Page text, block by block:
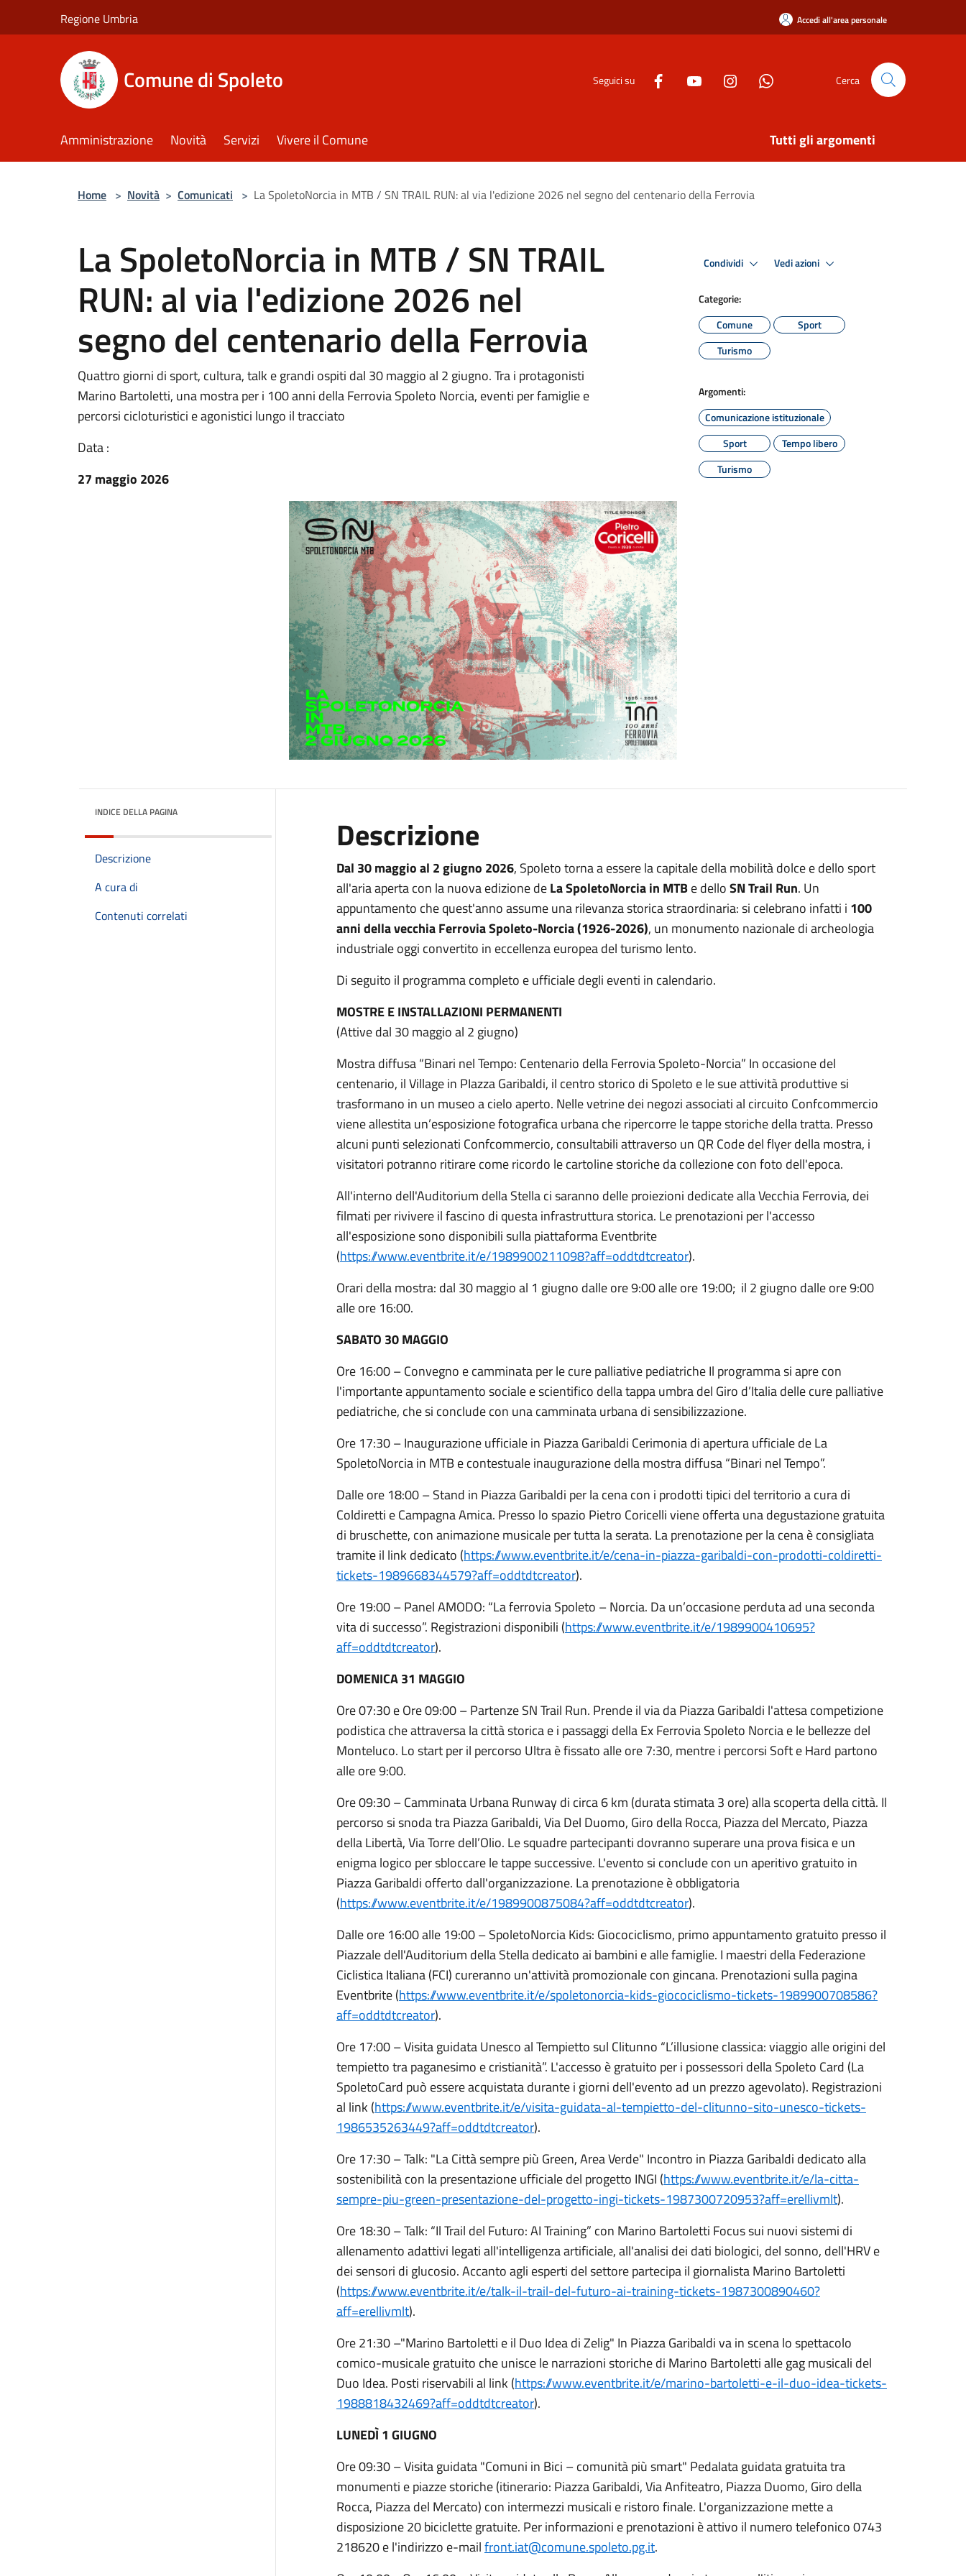
Regione Umbria Accedi all'area personale
Comune di Spoleto Seguici su Cerca
Amministrazione Novità Servizi Vivere il Comune Tutti gli argomenti
Home > Novità > Comunicati > La SpoletoNorcia in MTB / SN TRAIL RUN: al via l'edizione 2026 nel segno del centenario della Ferrovia
La SpoletoNorcia in MTB / SN TRAIL
RUN: al via l'edizione 2026 nel
segno del centenario della Ferrovia
Quattro giorni di sport, cultura, talk e grandi ospiti dal 30 maggio al 2 giugno. Tra i protagonisti
Marino Bartoletti, una mostra per i 100 anni della Ferrovia Spoleto Norcia, eventi per famiglie e
percorsi cicloturistici e agonistici lungo il tracciato
Data :
27 maggio 2026
Condividi Vedi azioni
Categorie:
Comune
Sport
Turismo
Argomenti:
Comunicazione istituzionale
Sport
Tempo libero
Turismo
INDICE DELLA PAGINA
Descrizione
A cura di
Contenuti correlati
Descrizione
Dal 30 maggio al 2 giugno 2026, Spoleto torna a essere la capitale della mobilità dolce e dello sport
all'aria aperta con la nuova edizione deLa SpoletoNorcia in MTBe delloSN Trail Run. Un
appuntamento che quest'anno assume una rilevanza storica straordinaria: si celebrano infatti i 100
anni della vecchia Ferrovia Spoleto-Norcia (1926-2026), un monumento nazionale di archeologia
industriale oggi convertito in eccellenza europea del turismo lento.
Di seguito il programma completo e ufficiale degli eventi in calendario.
MOSTRE E INSTALLAZIONI PERMANENTI
(Attive dal 30 maggio al 2 giugno)
Mostra diffusa “Binari nel Tempo: Centenario della Ferrovia Spoleto-Norcia” In occasione del
centenario, il Village in PIazza Garibaldi, il centro storico di Spoleto e le sue attività produttive si
trasformano in un museo a cielo aperto. Nelle vetrine dei negozi associati al circuito Confcommercio
viene allestita un’esposizione fotografica urbana che ripercorre le tappe storiche della tratta. Presso
alcuni punti selezionati Confcommercio, consultabili attraverso un QR Code del flyer della mostra, i
visitatori potranno ritirare come ricordo le cartoline storiche da collezione con foto dell'epoca.
All'interno dell'Auditorium della Stella ci saranno delle proiezioni dedicate alla Vecchia Ferrovia, dei
filmati per rivivere il fascino di questa infrastruttura storica. Le prenotazioni per l'accesso
all'esposizione sono disponibili sulla piattaforma Eventbrite
(https://www.eventbrite.it/e/1989900211098?aff=oddtdtcreator).
Orari della mostra: dal 30 maggio al 1 giugno dalle ore 9:00 alle ore 19:00; il 2 giugno dalle ore 9:00
alle ore 16:00.
SABATO 30 MAGGIO
Ore 16:00 – Convegno e camminata per le cure palliative pediatriche Il programma si apre con
l'importante appuntamento sociale e scientifico della tappa umbra del Giro d’Italia delle cure palliative
pediatriche, che si conclude con una camminata urbana di sensibilizzazione.
Ore 17:30 – Inaugurazione ufficiale in Piazza Garibaldi Cerimonia di apertura ufficiale de La
SpoletoNorcia in MTB e contestuale inaugurazione della mostra diffusa “Binari nel Tempo”.
Dalle ore 18:00 – Stand in Piazza Garibaldi per la cena con i prodotti tipici del territorio a cura di
Coldiretti e Campagna Amica. Presso lo spazio Pietro Coricelli viene offerta una degustazione gratuita
di bruschette, con animazione musicale per tutta la serata. La prenotazione per la cena è consigliata
tramite il link dedicato (https://www.eventbrite.it/e/cena-in-piazza-garibaldi-con-prodotti-coldiretti-
tickets-1989668344579?aff=oddtdtcreator).
Ore 19:00 – Panel AMODO: “La ferrovia Spoleto – Norcia. Da un’occasione perduta ad una seconda
vita di successo”. Registrazioni disponibili (https://www.eventbrite.it/e/1989900410695?
aff=oddtdtcreator).
DOMENICA 31 MAGGIO
Ore 07:30 e Ore 09:00 – Partenze SN Trail Run. Prende il via da Piazza Garibaldi l'attesa competizione
podistica che attraversa la città storica e i passaggi della Ex Ferrovia Spoleto Norcia e le bellezze del
Monteluco. Lo start per il percorso Ultra è fissato alle ore 7:30, mentre i percorsi Soft e Hard partono
alle ore 9:00.
Ore 09:30 – Camminata Urbana Runway di circa 6 km (durata stimata 3 ore) alla scoperta della città. Il
percorso si snoda tra Piazza Garibaldi, Via Del Duomo, Giro della Rocca, Piazza del Mercato, Piazza
della Libertà, Via Torre dell’Olio. Le squadre partecipanti dovranno superare una prova fisica e un
enigma logico per sbloccare le tappe successive. L'evento si conclude con un aperitivo gratuito in
Piazza Garibaldi offerto dall'organizzazione. La prenotazione è obbligatoria
(https://www.eventbrite.it/e/1989900875084?aff=oddtdtcreator).
Dalle ore 16:00 alle 19:00 – SpoletoNorcia Kids: Giocociclismo, primo appuntamento gratuito presso il
Piazzale dell'Auditorium della Stella dedicato ai bambini e alle famiglie. I maestri della Federazione
Ciclistica Italiana (FCI) cureranno un'attività promozionale con gincana. Prenotazioni sulla pagina
Eventbrite (https://www.eventbrite.it/e/spoletonorcia-kids-giocociclismo-tickets-1989900708586?
aff=oddtdtcreator).
Ore 17:00 – Visita guidata Unesco al Tempietto sul Clitunno “L’illusione classica: viaggio alle origini del
tempietto tra paganesimo e cristianità”. L'accesso è gratuito per i possessori della Spoleto Card (La
SpoletoCard può essere acquistata durante i giorni dell'evento ad un prezzo agevolato). Registrazioni
al link (https://www.eventbrite.it/e/visita-guidata-al-tempietto-del-clitunno-sito-unesco-tickets-
1986535263449?aff=oddtdtcreator).
Ore 17:30 – Talk: "La Città sempre più Green, Area Verde" Incontro in Piazza Garibaldi dedicato alla
sostenibilità con la presentazione ufficiale del progetto INGI (https://www.eventbrite.it/e/la-citta-
sempre-piu-green-presentazione-del-progetto-ingi-tickets-1987300720953?aff=erellivmlt).
Ore 18:30 – Talk: “Il Trail del Futuro: AI Training” con Marino Bartoletti Focus sui nuovi sistemi di
allenamento adattivi legati all'intelligenza artificiale, all'analisi dei dati biologici, del sonno, dell'HRV e
dei sensori di glucosio. Accanto agli esperti del settore partecipa il giornalista Marino Bartoletti
(https://www.eventbrite.it/e/talk-il-trail-del-futuro-ai-training-tickets-1987300890460?
aff=erellivmlt).
Ore 21:30 –"Marino Bartoletti e il Duo Idea di Zelig" In Piazza Garibaldi va in scena lo spettacolo
comico-musicale gratuito che unisce le narrazioni storiche di Marino Bartoletti alle gag musicali del
Duo Idea. Posti riservabili al link (https://www.eventbrite.it/e/marino-bartoletti-e-il-duo-idea-tickets-
1988818432469?aff=oddtdtcreator).
LUNEDÌ 1 GIUGNO
Ore 09:30 – Visita guidata "Comuni in Bici – comunità più smart" Pedalata guidata gratuita tra
monumenti e piazze storiche (itinerario: Piazza Garibaldi, Via Anfiteatro, Piazza Duomo, Giro della
Rocca, Piazza del Mercato) con intermezzi musicali e ristoro finale. L'organizzazione mette a
disposizione 20 biciclette gratuite. Per informazioni e prenotazioni è attivo il numero telefonico 0743
218620 e l'indirizzo e-mailfront.iat@comune.spoleto.pg.it.